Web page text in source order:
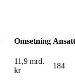
Omsetning
11,9 mrd.
kr
184